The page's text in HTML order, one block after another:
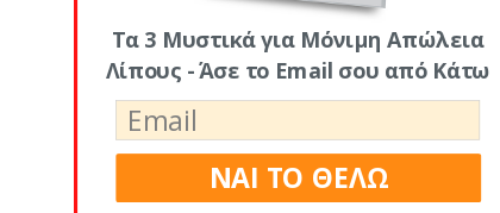
Τα 3 Μυστικά για Μόνιμη Απώλεια
Λίπους - Άσε το Email σου από Κάτω
ΝΑΙ ΤΟ ΘΕΛΩ